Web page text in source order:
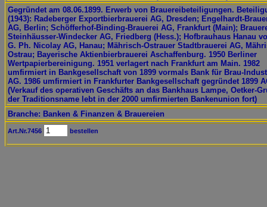
Gegründet am 08.06.1899. Erwerb von Brauereibeteiligungen.
(1943): Radeberger Exportbierbrauerei AG, Dresden; Engelhardt-
AG, Berlin; Schöfferhof-Binding-Brauerei AG, Frankfurt (Main);
Steinhäusser-Windecker AG, Friedberg (Hess.); Hofbrauhaus Hanau
G. Ph. Nicolay AG, Hanau; Mährisch-Ostrauer Stadtbrauerei AG,
Ostrau; Bayerische Aktienbierbrauerei Aschaffenburg. 1950 Berliner
Wertpapierbereinigung. 1951 verlagert nach Frankfurt am Main. 1982
umfirmiert in Bankgesellschaft von 1899 vormals Bank für Brau-
AG. 1986 umfirmiert in Frankfurter Bankgesellschaft gegründet 1899
(Verkauf des operativen Geschäfts an das Bankhaus Lampe, Oetker-
der Traditionsname lebt in der 2000 umfirmierten Bankenunion fort)
Branche: Banken & Finanzen & Brauereien
Art.Nr.7456 bestellen